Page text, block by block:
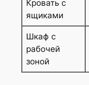
Кровать с
ящиками
Шкаф с
рабочей
зоной